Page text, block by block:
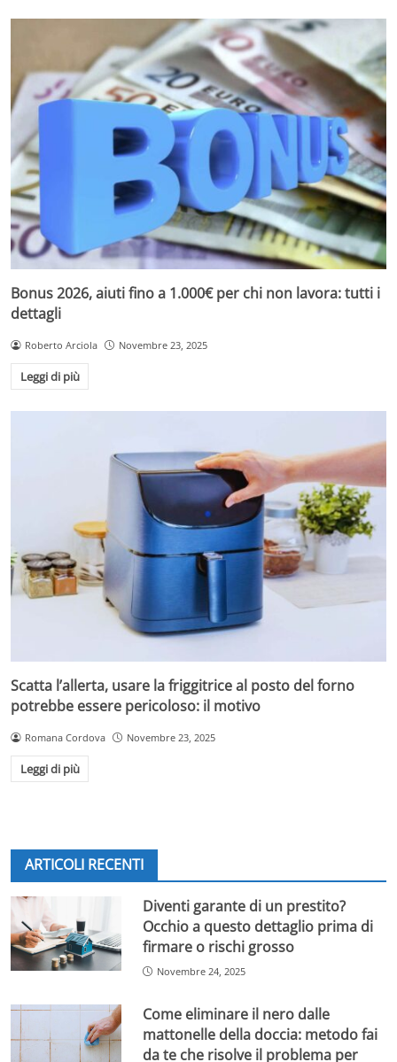
microfibra o cotone; tamponare delicatamente e
utilizzare un turbante morbido per ridurre l’attrito.
Phon agli ioni negativi: aiuta a rompere le molecole
d’acqua, accelerando l’asciugatura e mantenendo il
capello idratato. Per i ricci, il diffusore è essenziale
per distribuire il calore senza alterare la forma dei
boccoli. Concludere con un getto d’aria fredda per
fissare la piega.
Di notte, per proteggere la chioma dallo sfregamento
con il cuscino, si consiglia l’uso di federe in seta o raso,
o la raccolta dei capelli in trecce morbide o chignon
larghi, come il celebre “pineapple bun” per i ricci.
Bonus 2026, aiuti fino a 1.000€ per chi non lavora: tutti i
dettagli
Roberto Arciola Novembre 23, 2025
Leggi di più
Scatta l’allerta, usare la friggitrice al posto del forno
potrebbe essere pericoloso: il motivo
Romana Cordova Novembre 23, 2025
Leggi di più
ARTICOLI RECENTI
Diventi garante di un prestito?
Occhio a questo dettaglio prima di
firmare o rischi grosso
Novembre 24, 2025
Come eliminare il nero dalle
mattonelle della doccia: metodo fai
da te che risolve il problema per